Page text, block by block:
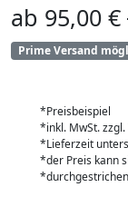
ab 95,00 €
Prime Versand
*Preisbeispiel
*inkl. MwSt.
*Lieferzeit
*der Preis kann